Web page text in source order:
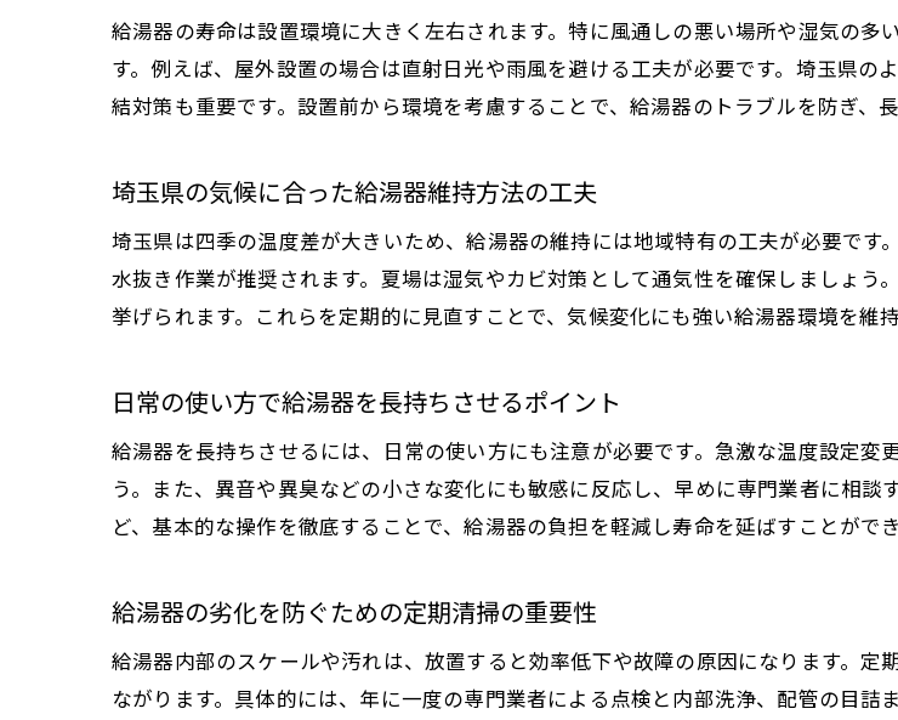
給湯器の部品交換と早期発
給湯器の清掃手順と効果的
給湯器の劣化サインを見逃
定期点検で安心の給湯器ライフを
給湯器の定期点検が安心に
プロによる給湯器点検とDIY
給湯器点検で発見できる主な
埼玉県で信頼できる点検業
補助金活用で賢く給湯器を維持
給湯器の補助金制度を活用す
埼玉県で利用できる給湯器
補助金と給湯器維持費用の
給湯器の寿命は設置環境に大きく左右されます。特に風通しの悪い場所や湿気の
す。例えば、屋外設置の場合は直射日光や雨風を避ける工夫が必要です。埼玉県
結対策も重要です。設置前から環境を考慮することで、給湯器のトラブルを防ぎ、
埼玉県の気候に合った給湯器維持方法の工夫
埼玉県は四季の温度差が大きいため、給湯器の維持には地域特有の工夫が必要で
水抜き作業が推奨されます。夏場は湿気やカビ対策として通気性を確保しましょ
挙げられます。これらを定期的に見直すことで、気候変化にも強い給湯器環境を維持
日常の使い方で給湯器を長持ちさせるポイント
給湯器を長持ちさせるには、日常の使い方にも注意が必要です。急激な温度設定
う。また、異音や異臭などの小さな変化にも敏感に反応し、早めに専門業者に相
ど、基本的な操作を徹底することで、給湯器の負担を軽減し寿命を延ばすことができ
給湯器の劣化を防ぐための定期清掃の重要性
給湯器内部のスケールや汚れは、放置すると効率低下や故障の原因になります。
ながります。具体的には、年に一度の専門業者による点検と内部洗浄、配管の目